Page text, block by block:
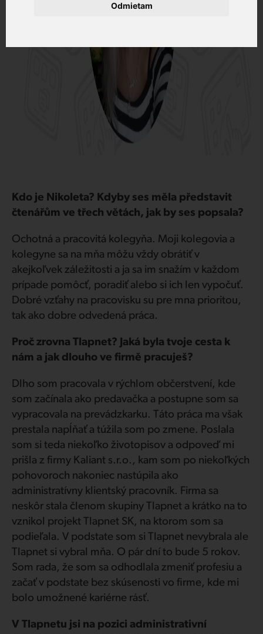
Odmietam
Kdo je Nikoleta? Kdyby ses měla představit
čtenářům ve třech větách, jak by ses popsala?
Ochotná a pracovitá kolegyňa. Moji kolegovia a
kolegyne sa na mňa môžu vždy obrátiť v
akejkoľvek záležitosti a ja sa im snažím v každom
prípade pomôcť, poradiť alebo si ich len vypočuť.
Dobré vzťahy na pracovisku su pre mna prioritou,
tak ako dobre odvedená práca.
Proč zrovna Tlapnet? Jaká byla tvoje cesta k
nám a jak dlouho ve firmě pracuješ?
Dlho som pracovala v rýchlom občerstvení, kde
som začínala ako predavačka a postupne som sa
vypracovala na prevádzkarku. Táto práca ma však
prestala napĺňať a túžila som po zmene. Poslala
som si teda niekoľko životopisov a odpoveď mi
prišla z firmy Kaliant s.r.o., kam som po niekoľkých
pohovoroch nakoniec nastúpila ako
administratívny klientský pracovník. Firma sa
neskôr stala členom skupiny Tlapnet a krátko na to
vznikol projekt Tlapnet SK, na ktorom som sa
podieľala. V podstate som si Tlapnet nevybrala ale
Tlapnet si vybral mňa. O pár dní to bude 5 rokov.
Som rada, že som sa odhodlala zmeniť profesiu a
začať v podstate bez skúsenosti vo firme, kde mi
bolo umožnené kariérne rásť.
V Tlapnetu jsi na pozici administrativní